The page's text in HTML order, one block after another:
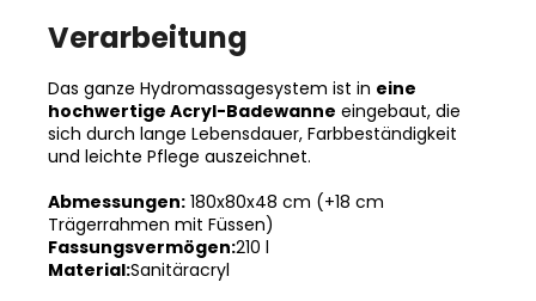
Verarbeitung
Das ganze Hydromassagesystem ist in eine
hochwertige Acryl-Badewanne eingebaut, die
sich durch lange Lebensdauer, Farbbeständigkeit
und leichte Pflege auszeichnet.
Abmessungen: 180x80x48 cm (+18 cm
Trägerrahmen mit Füssen)
Fassungsvermögen:210 l
Material:Sanitäracryl